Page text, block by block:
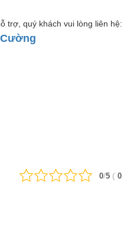
trợ, quý khách vui lòng liên hệ:
0/5 ( 0